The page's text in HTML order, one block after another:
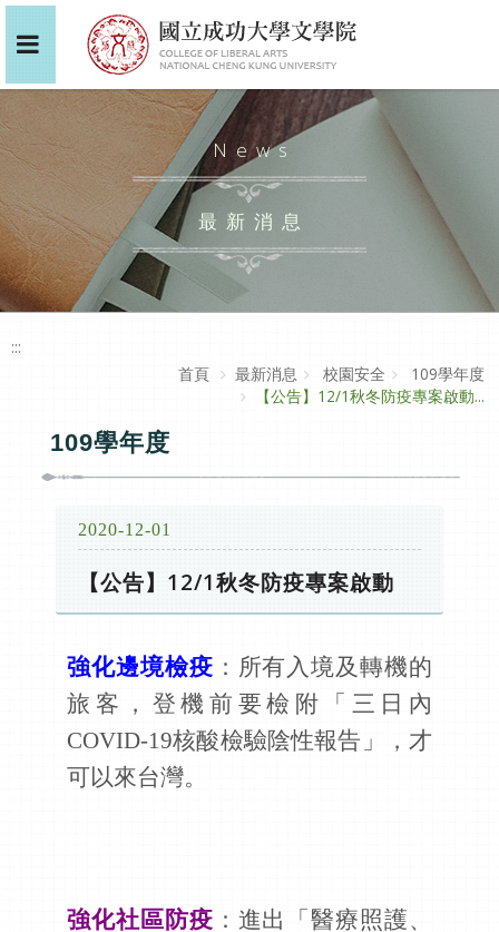
News
最新消息
:::
首頁
最新消息 校園安全
109學年度
【公告】12/1秋冬防疫專案啟動...
109學年度
2020-12-01
【公告】12/1秋冬防疫專案啟動
強化邊境檢疫 ：所有入境及轉機的
旅客，登機前要檢附「三日內
COVID-19核酸檢驗陰性報告」，才
可以來台灣。
強化社區防疫 ：進出「醫療照護、